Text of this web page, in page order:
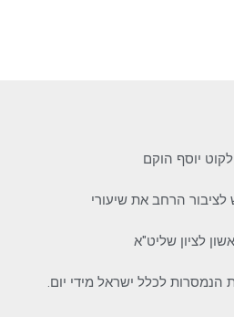
יוסף הוקם
הרחב את שיעורי
לציון שליט"א
הנמסרות לכלל ישראל מידי יום.